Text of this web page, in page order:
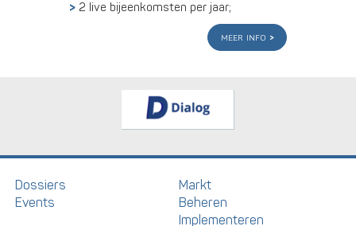
2 live bijeenkomsten per jaar;
meer info
Dossiers
Events
Markt
Beheren
Implementeren